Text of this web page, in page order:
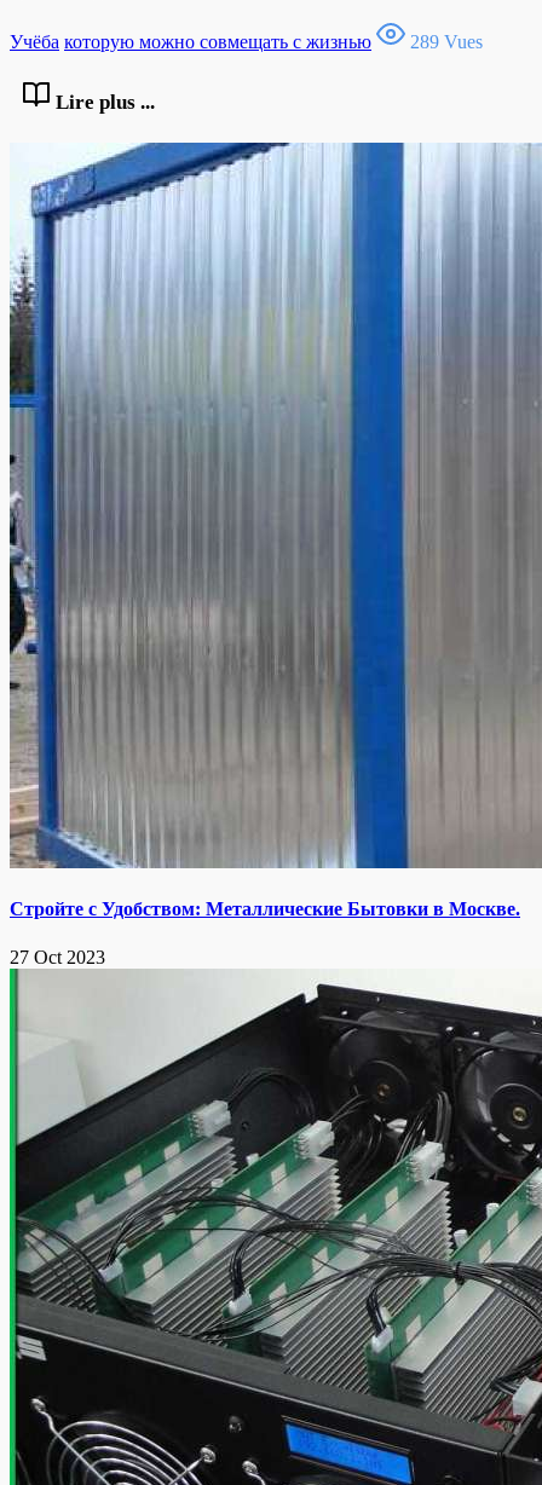
Учёба которую можно совмещать с жизнью 289 Vues
Lire plus ...
Стройте с Удобством: Металлические Бытовки в Москве.
27 Oct 2023